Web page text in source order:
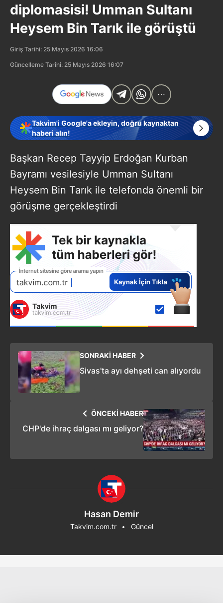
diplomasisi! Umman Sultanı
Heysem Bin Tarık ile görüştü
Giriş Tarihi: 25 Mayıs 2026 16:06
Güncelleme Tarihi: 25 Mayıs 2026 16:07
Takvim'i Google'a ekleyin, doğru kaynaktan
haberi alın!
Başkan Recep Tayyip Erdoğan Kurban
Bayramı vesilesiyle Umman Sultanı
Heysem Bin Tarık ile telefonda önemli bir
görüşme gerçekleştirdi
SONRAKİ HABER
Sivas'ta ayı dehşeti can alıyordu
ÖNCEKİ HABER
CHP'de ihraç dalgası mı geliyor?
Hasan Demir
Takvim.com.tr Güncel